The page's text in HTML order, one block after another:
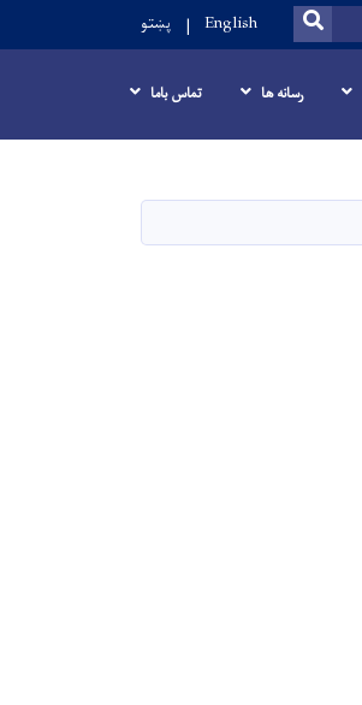
SEARCH
English پښتو
رسانه ها تماس باما